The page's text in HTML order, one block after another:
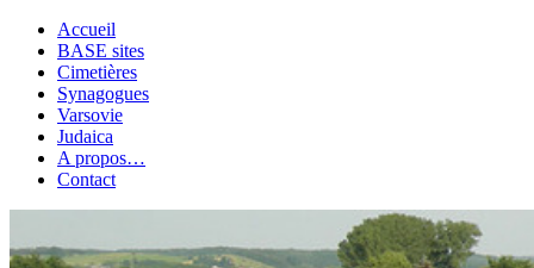
Accueil
BASE sites
Cimetières
Synagogues
Varsovie
Judaica
A propos…
Contact